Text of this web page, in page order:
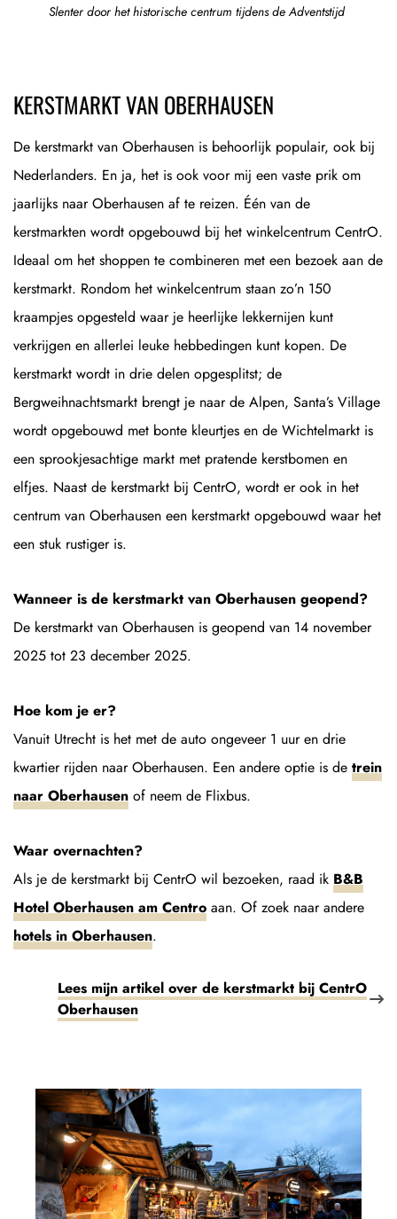
Slenter door het historische centrum tijdens de Adventstijd
KERSTMARKT VAN OBERHAUSEN
De kerstmarkt van Oberhausen is behoorlijk populair, ook bij
Nederlanders. En ja, het is ook voor mij een vaste prik om
jaarlijks naar Oberhausen af te reizen. Één van de
kerstmarkten wordt opgebouwd bij het winkelcentrum CentrO.
Ideaal om het shoppen te combineren met een bezoek aan de
kerstmarkt. Rondom het winkelcentrum staan zo’n 150
kraampjes opgesteld waar je heerlijke lekkernijen kunt
verkrijgen en allerlei leuke hebbedingen kunt kopen. De
kerstmarkt wordt in drie delen opgesplitst; de
Bergweihnachtsmarkt brengt je naar de Alpen, Santa’s Village
wordt opgebouwd met bonte kleurtjes en de Wichtelmarkt is
een sprookjesachtige markt met pratende kerstbomen en
elfjes. Naast de kerstmarkt bij CentrO, wordt er ook in het
centrum van Oberhausen een kerstmarkt opgebouwd waar het
een stuk rustiger is.
Wanneer is de kerstmarkt van Oberhausen geopend?
De kerstmarkt van Oberhausen is geopend van 14 november
2025 tot 23 december 2025.
Hoe kom je er?
Vanuit Utrecht is het met de auto ongeveer 1 uur en drie
kwartier rijden naar Oberhausen. Een andere optie is de trein
naar Oberhausen of neem de Flixbus.
Waar overnachten?
Als je de kerstmarkt bij CentrO wil bezoeken, raad ik B&B
Hotel Oberhausen am Centro aan. Of zoek naar andere
hotels in Oberhausen.
Lees mijn artikel over de kerstmarkt bij CentrO
Oberhausen